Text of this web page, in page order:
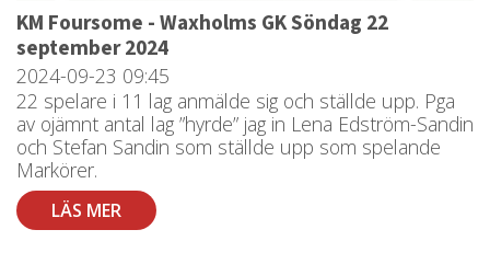
KM Foursome - Waxholms GK Söndag 22
september 2024
2024-09-23 09:45
22 spelare i 11 lag anmälde sig och ställde upp. Pga
av ojämnt antal lag ”hyrde” jag in Lena Edström-Sandin
och Stefan Sandin som ställde upp som spelande
Markörer.
LÄS MER